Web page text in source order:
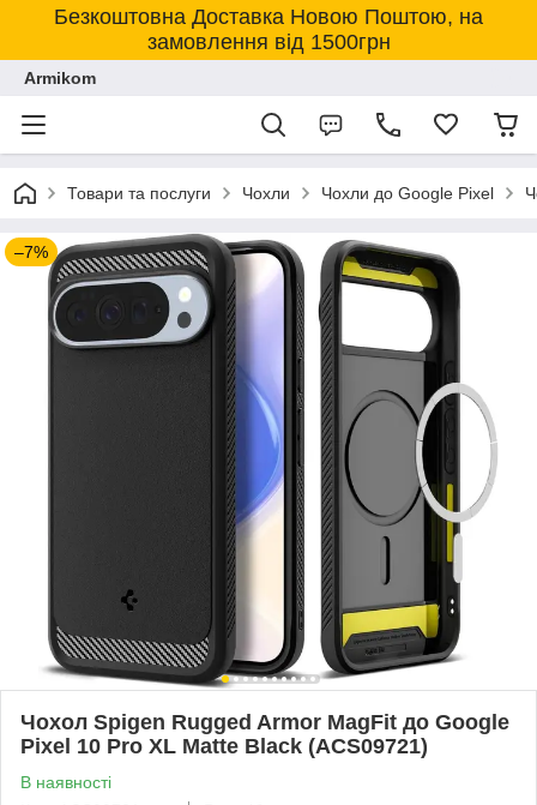
Безкоштовна Доставка Новою Поштою, на
замовлення від 1500грн
Armikom
Товари та послуги Чохли Чохли до Google Pixel
–7%
Чохол Spigen Rugged Armor MagFit до Google
Pixel 10 Pro XL Matte Black (ACS09721)
В наявності